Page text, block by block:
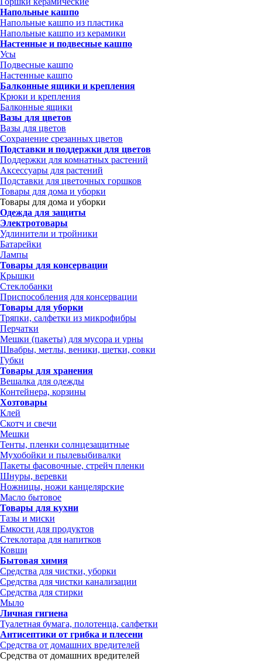
Напольные кашпо
Напольные кашпо из пластика
Напольные кашпо из керамики
Настенные и подвесные кашпо
Усы
Подвесные кашпо
Настенные кашпо
Балконные ящики и крепления
Крюки и крепления
Балконные ящики
Вазы для цветов
Вазы для цветов
Сохранение срезанных цветов
Подставки и поддержки для цветов
Поддержки для комнатных растений
Аксессуары для растений
Подставки для цветочных горшков
Товары для дома и уборки
Товары для дома и уборки
Одежда для защиты
Электротовары
Удлинители и тройники
Батарейки
Лампы
Товары для консервации
Крышки
Стеклобанки
Приспособления для консервации
Товары для уборки
Тряпки, салфетки из микрофибры
Перчатки
Мешки (пакеты) для мусора и урны
Швабры, метлы, веники, щетки, совки
Губки
Товары для хранения
Вешалка для одежды
Контейнера, корзины
Хозтовары
Клей
Скотч и свечи
Мешки
Тенты, пленки солнцезащитные
Мухобойки и пылевыбивалки
Пакеты фасовочные, стрейч пленки
Шнуры, веревки
Ножницы, ножи канцелярские
Масло бытовое
Товары для кухни
Тазы и миски
Емкости для продуктов
Стеклотара для напитков
Ковши
Бытовая химия
Средства для чистки, уборки
Средства для чистки канализации
Средства для стирки
Мыло
Личная гигиена
Туалетная бумага, полотенца, салфетки
Антисептики от грибка и плесени
Средства от домашних вредителей
Средства от домашних вредителей